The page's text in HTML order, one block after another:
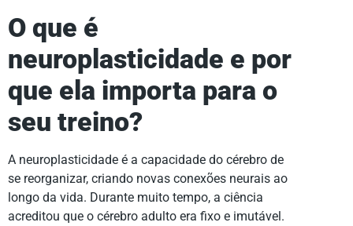
O que é
neuroplasticidade e por
que ela importa para o
seu treino?
A neuroplasticidade é a capacidade do cérebro de
se reorganizar, criando novas conexões neurais ao
longo da vida. Durante muito tempo, a ciência
acreditou que o cérebro adulto era fixo e imutável.